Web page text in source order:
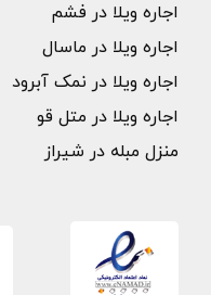
اجاره ویلا در فشم
اجاره ویلا در ماسال
اجاره ویلا در نمک آبرود
اجاره ویلا در متل قو
منزل مبله در شیراز